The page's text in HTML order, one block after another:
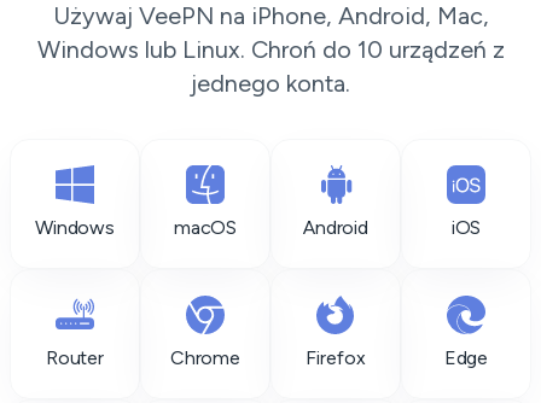
Używaj VeePN na iPhone, Android, Mac,
Windows lub Linux. Chroń do 10 urządzeń z
jednego konta.
Windows macOS Android iOS
Router Chrome Firefox Edge